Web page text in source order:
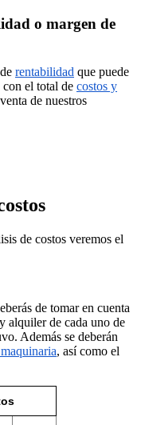
o margen de
rentabilidad que puede
el total de costos y
de nuestros
de costos veremos el
de tomar en cuenta
alquiler de cada uno de
Además se deberán
, así como el